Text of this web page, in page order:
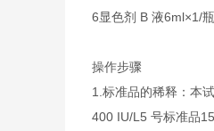
6显色剂 B 液6ml×1/瓶
操作步骤
1.标准品的稀释：本
400 IU/L 5 号标准品